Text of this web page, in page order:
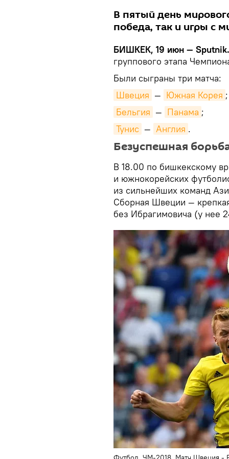
В пятый день
победа, так и игры с
БИШКЕК, 19 июн — Sputnik.
группового этапа
Были сыграны три матча:
Швеция — Южная Корея ;
Бельгия — Панама ;
Тунис — Англия .
Безуспешная
В 18.00 по бишкекскому
и южнокорейских
из сильнейших команд
Сборная Швеции —
без Ибрагимовича (у нее